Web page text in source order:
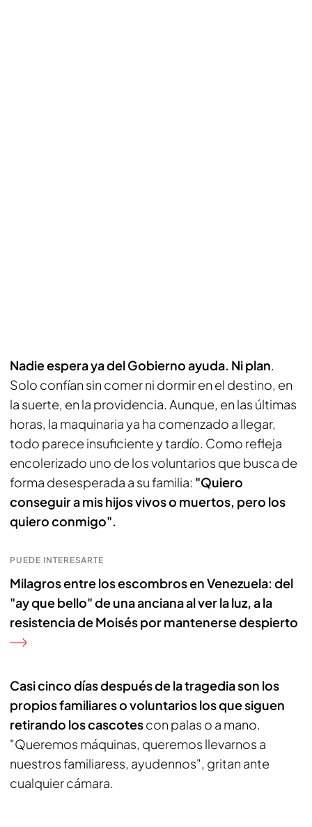
Nadie espera ya del Gobierno ayuda. Ni plan.
Solo confían sin comer ni dormir en el destino, en
la suerte, en la providencia. Aunque, en las últimas
horas, la maquinaria ya ha comenzado a llegar,
todo parece insuficiente y tardío. Como refleja
encolerizado uno de los voluntarios que busca de
forma desesperada a su familia: "Quiero
conseguir a mis hijos vivos o muertos, pero los
quiero conmigo".
PUEDE INTERESARTE
Milagros entre los escombros en Venezuela: del
"ay que bello" de una anciana al ver la luz, a la
resistencia de Moisés por mantenerse despierto
Casi cinco días después de la tragedia son los
propios familiares o voluntarios los que siguen
retirando los cascotescon palas o a mano.
"Queremos máquinas, queremos llevarnos a
nuestros familiaress, ayudennos", gritan ante
cualquier cámara.